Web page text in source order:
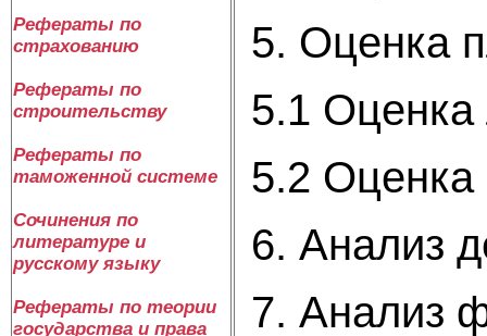
Рефераты по
страхованию
Рефераты по
строительству
Рефераты по
таможенной системе
Сочинения по
литературе и
русскому языку
Рефераты по теории
государства и права
5. Оценка
5.1 Оценка
5.2 Оценка
6. Анализ
7. Анализ